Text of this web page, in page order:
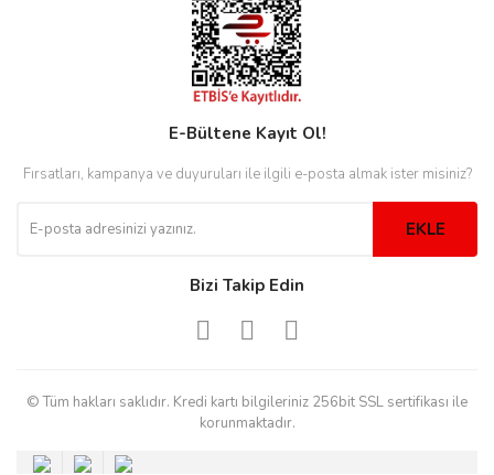
E-Bültene Kayıt Ol!
Fırsatları, kampanya ve duyuruları ile ilgili e-posta almak ister misiniz?
EKLE
Bizi Takip Edin
© Tüm hakları saklıdır. Kredi kartı bilgileriniz 256bit SSL sertifikası ile
korunmaktadır.